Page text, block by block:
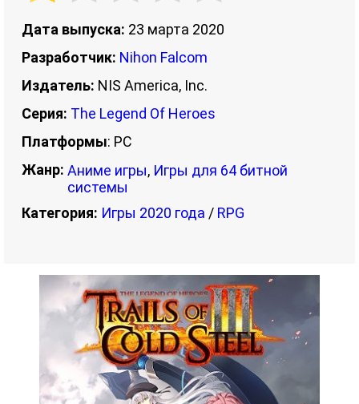
Дата выпуска: 23 марта 2020
Разработчик: Nihon Falcom
Издатель: NIS America, Inc.
Серия: The Legend Of Heroes
Платформы: PC
Жанр: Аниме игры, Игры для 64 битной
системы
Категория: Игры 2020 года / RPG